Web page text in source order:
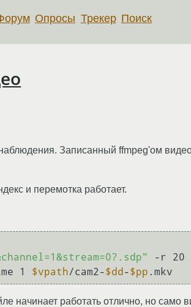
Опросы Трекер Поиск
Записанный ffmpeg'ом
и перемотка работает.
-r 20
1 $vpath/cam2-$dd -$pp
начинает работать отлично, но само